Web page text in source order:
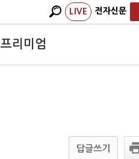
LIVE 전자신문
프리미엄
답글쓰기